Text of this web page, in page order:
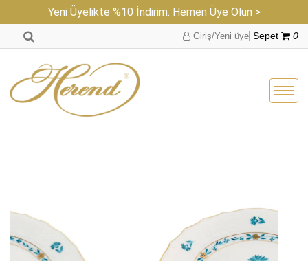
Yeni Üyelikte %10 İndirim. Hemen Üye Olun >
Giriş/Yeni üye Sepet 0